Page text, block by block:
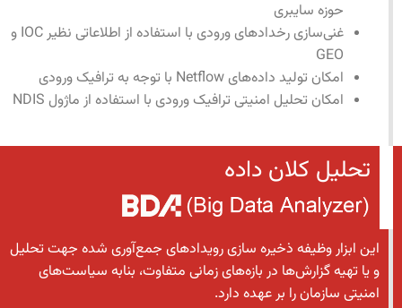
حوزه سایبری
غنی‌سازی رخدادهای ورودی با استفاده از اطلاعاتی نظیر IOC و
GEO
امکان تولید داده‌های Netflow با توجه به ترافیک ورودی
امکان تحلیل امنیتی ترافیک ورودی با استفاده از ماژول NDIS
تحلیل کلان داده
این ابزار وظیفه ذخیره سازی رویدادهای جمع‌آوری شده جهت تحلیل
و یا تهیه گزارش‌ها در بازه‌های زمانی متفاوت، بنابه سیاست‌های
امنیتی سازمان را بر عهده دارد.